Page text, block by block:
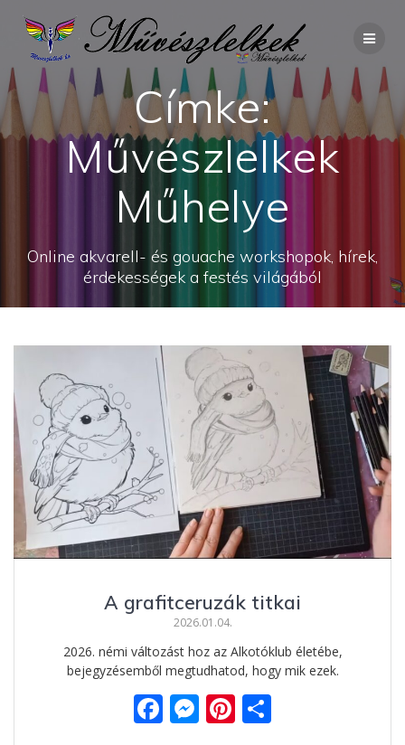
content
Címke:
Művészlelkek
Műhelye
Online akvarell- és gouache workshopok, hírek,
érdekességek a festés világából
A grafitceruzák titkai
2026.01.04.
2026. némi változást hoz az Alkotóklub életébe,
bejegyzésemből megtudhatod, hogy mik ezek.
F M Pi